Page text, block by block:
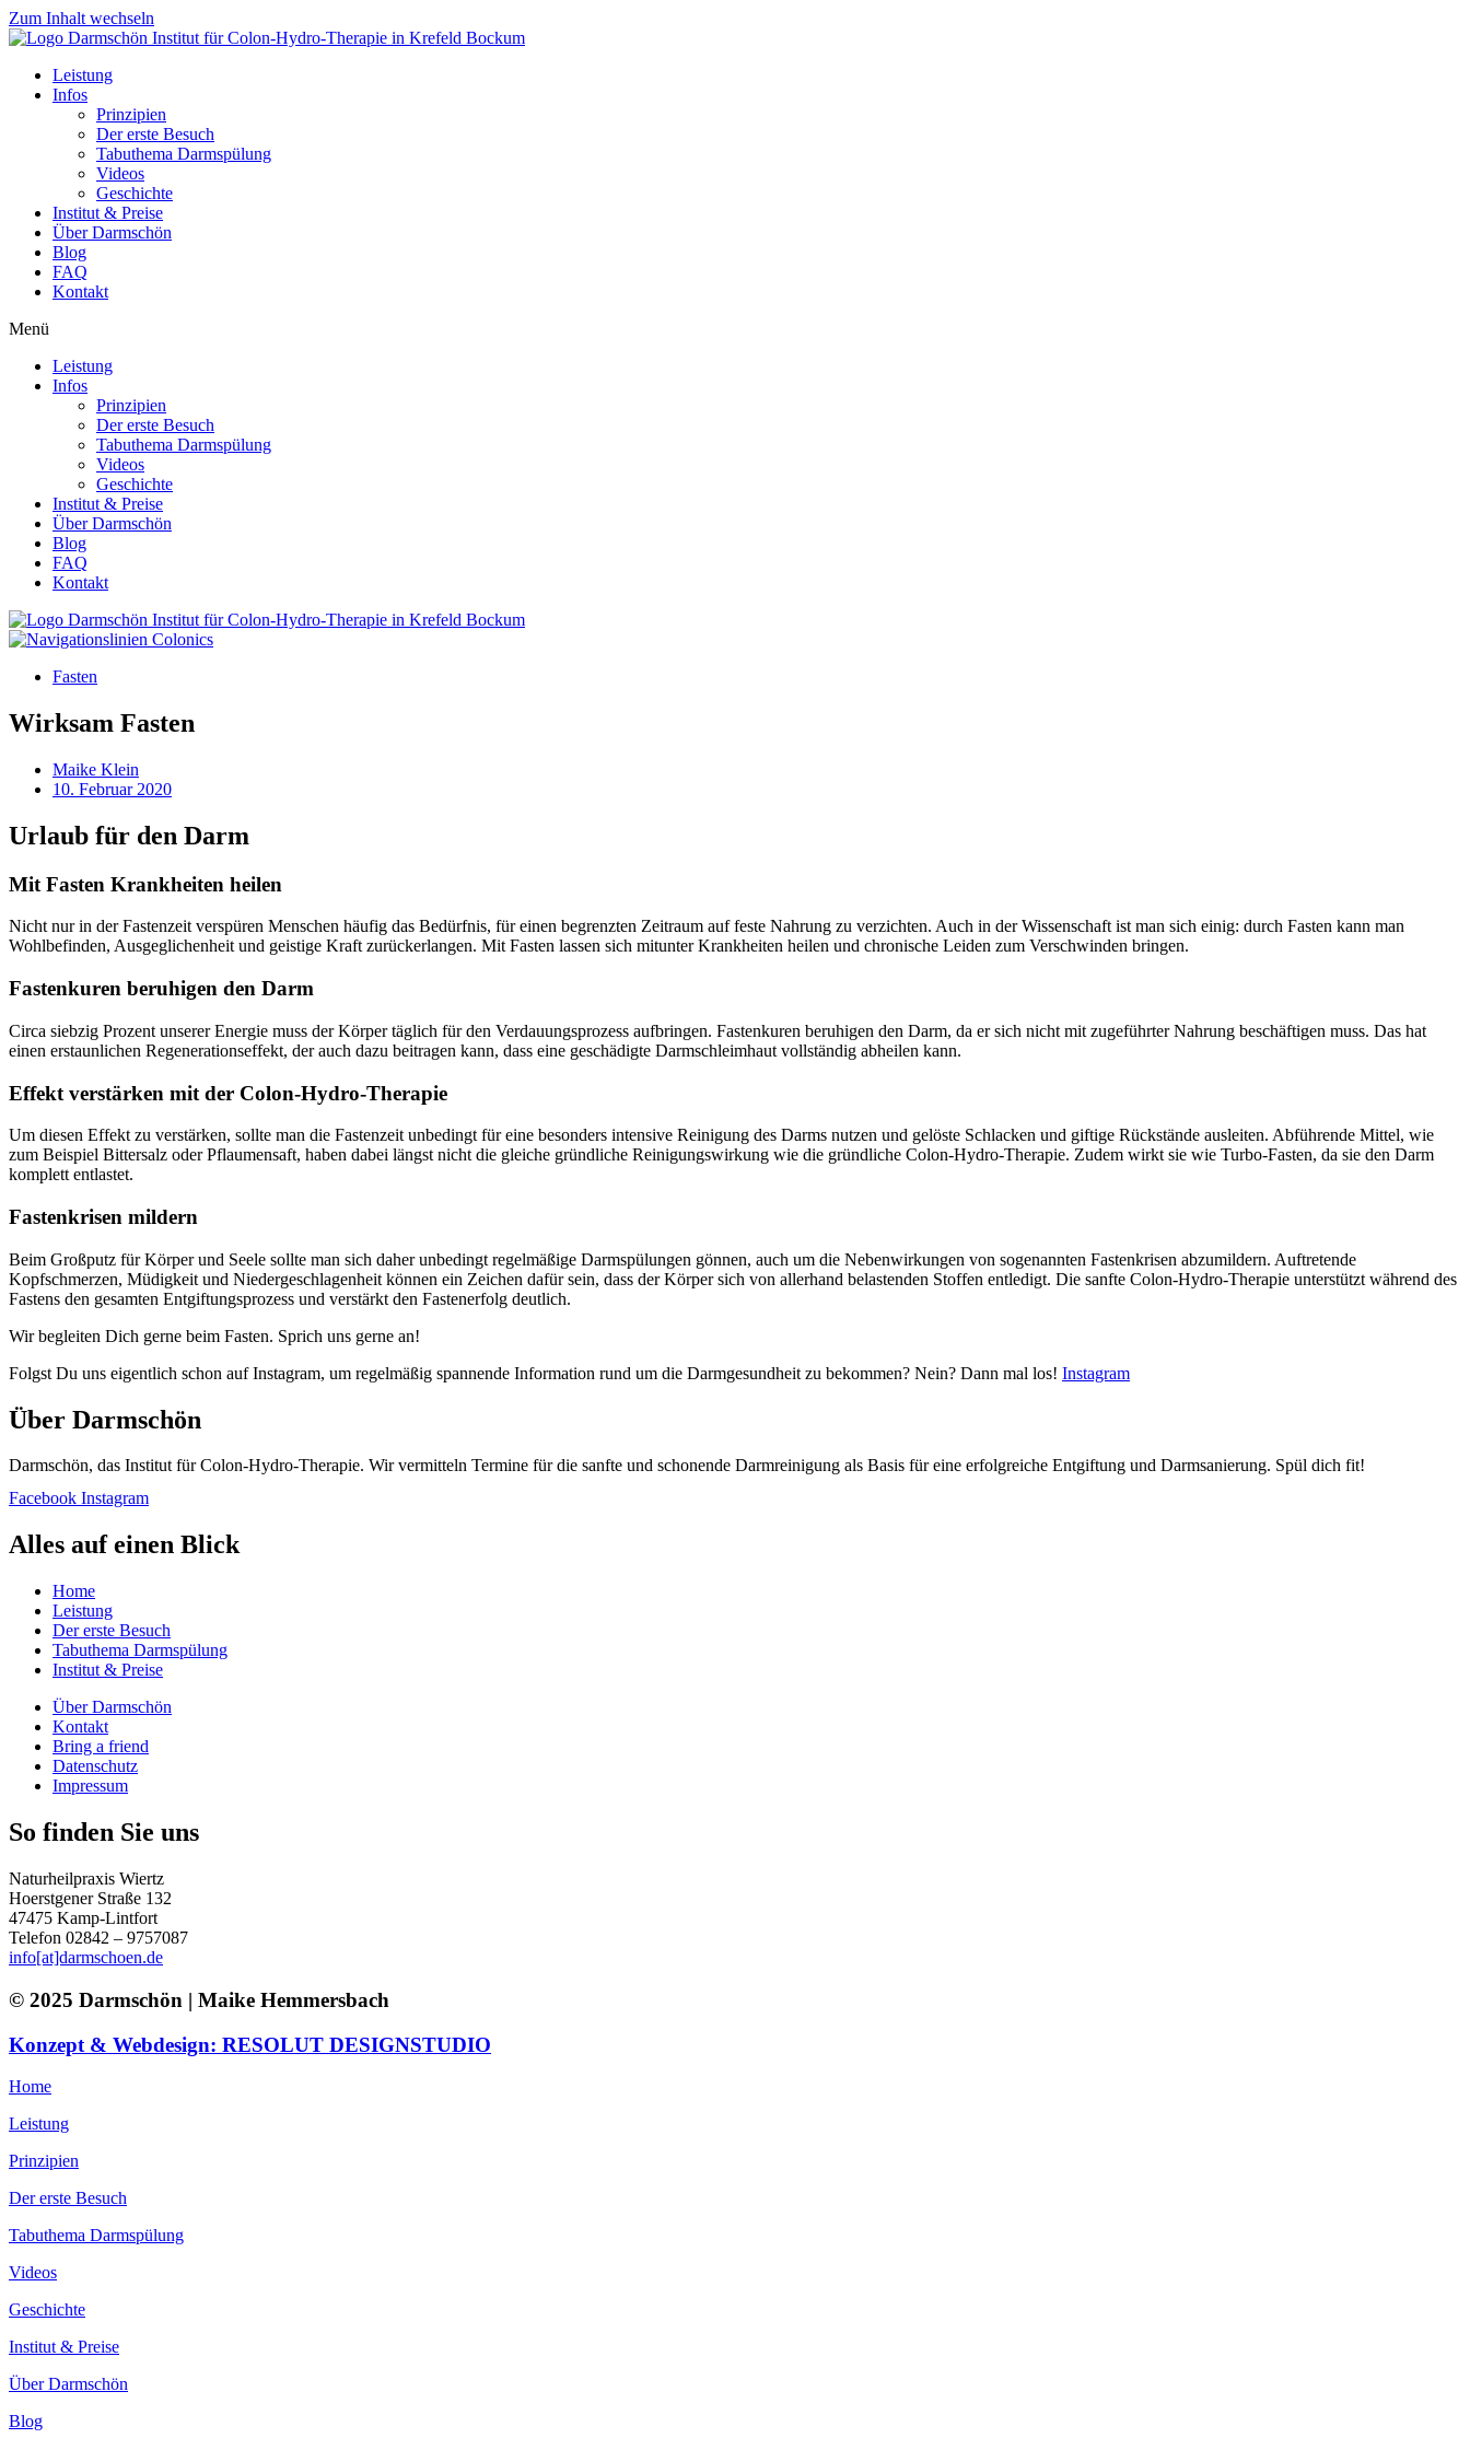
Zum Inhalt wechseln
Leistung
Infos
Prinzipien
Der erste Besuch
Tabuthema Darmspülung
Videos
Geschichte
Institut & Preise
Über Darmschön
Blog
FAQ
Kontakt
Menü
Leistung
Infos
Prinzipien
Der erste Besuch
Tabuthema Darmspülung
Videos
Geschichte
Institut & Preise
Über Darmschön
Blog
FAQ
Kontakt
Fasten
Wirksam Fasten
Maike Klein
10. Februar 2020
Urlaub für den Darm
Mit Fasten Krankheiten heilen
Nicht nur in der Fastenzeit verspüren Menschen häufig das Bedürfnis, für einen begrenzten Zeitraum auf feste Nahrung zu verzichten. Auch in der Wissenschaft ist man sich einig: durch Fasten kann man
Wohlbefinden, Ausgeglichenheit und geistige Kraft zurückerlangen. Mit Fasten lassen sich mitunter Krankheiten heilen und chronische Leiden zum Verschwinden bringen.
Fastenkuren beruhigen den Darm
Circa siebzig Prozent unserer Energie muss der Körper täglich für den Verdauungsprozess aufbringen. Fastenkuren beruhigen den Darm, da er sich nicht mit zugeführter Nahrung beschäftigen muss. Das hat
einen erstaunlichen Regenerationseffekt, der auch dazu beitragen kann, dass eine geschädigte Darmschleimhaut vollständig abheilen kann.
Effekt verstärken mit der Colon-Hydro-Therapie
Um diesen Effekt zu verstärken, sollte man die Fastenzeit unbedingt für eine besonders intensive Reinigung des Darms nutzen und gelöste Schlacken und giftige Rückstände ausleiten. Abführende Mittel, wie
zum Beispiel Bittersalz oder Pflaumensaft, haben dabei längst nicht die gleiche gründliche Reinigungswirkung wie die gründliche Colon-Hydro-Therapie. Zudem wirkt sie wie Turbo-Fasten, da sie den Darm
komplett entlastet.
Fastenkrisen mildern
Beim Großputz für Körper und Seele sollte man sich daher unbedingt regelmäßige Darmspülungen gönnen, auch um die Nebenwirkungen von sogenannten Fastenkrisen abzumildern. Auftretende
Kopfschmerzen, Müdigkeit und Niedergeschlagenheit können ein Zeichen dafür sein, dass der Körper sich von allerhand belastenden Stoffen entledigt. Die sanfte Colon-Hydro-Therapie unterstützt während des
Fastens den gesamten Entgiftungsprozess und verstärkt den Fastenerfolg deutlich.
Wir begleiten Dich gerne beim Fasten. Sprich uns gerne an!
Folgst Du uns eigentlich schon auf Instagram, um regelmäßig spannende Information rund um die Darmgesundheit zu bekommen? Nein? Dann mal los! Instagram
Über Darmschön
Darmschön, das Institut für Colon-Hydro-Therapie. Wir vermitteln Termine für die sanfte und schonende Darmreinigung als Basis für eine erfolgreiche Entgiftung und Darmsanierung. Spül dich fit!
Facebook Instagram
Alles auf einen Blick
Home
Leistung
Der erste Besuch
Tabuthema Darmspülung
Institut & Preise
Über Darmschön
Kontakt
Bring a friend
Datenschutz
Impressum
So finden Sie uns
Naturheilpraxis Wiertz
Hoerstgener Straße 132
47475 Kamp-Lintfort
Telefon 02842 – 9757087
info[at]darmschoen.de
© 2025 Darmschön | Maike Hemmersbach
Konzept & Webdesign: RESOLUT DESIGNSTUDIO
Home
Leistung
Prinzipien
Der erste Besuch
Tabuthema Darmspülung
Videos
Geschichte
Institut & Preise
Über Darmschön
Blog